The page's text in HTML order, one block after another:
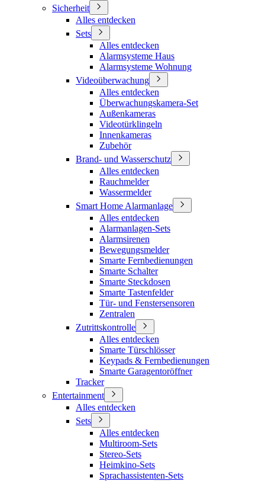
Sicherheit
Alles entdecken
Sets
Alles entdecken
Alarmsysteme Haus
Alarmsysteme Wohnung
Videoüberwachung
Alles entdecken
Überwachungskamera-Set
Außenkameras
Videotürklingeln
Innenkameras
Zubehör
Brand- und Wasserschutz
Alles entdecken
Rauchmelder
Wassermelder
Smart Home Alarmanlage
Alles entdecken
Alarmanlagen-Sets
Alarmsirenen
Bewegungsmelder
Smarte Fernbedienungen
Smarte Schalter
Smarte Steckdosen
Smarte Tastenfelder
Tür- und Fenstersensoren
Zentralen
Zutrittskontrolle
Alles entdecken
Smarte Türschlösser
Keypads & Fernbedienungen
Smarte Garagentoröffner
Tracker
Entertainment
Alles entdecken
Sets
Alles entdecken
Multiroom-Sets
Stereo-Sets
Heimkino-Sets
Sprachassistenten-Sets